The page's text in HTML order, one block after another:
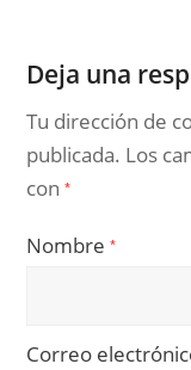
Deja una
Tu dirección de
publicada. Los
con*
Nombre*
Correo